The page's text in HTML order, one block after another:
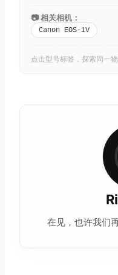
📷 相关相机：
Canon EOS-1V
点击型号标签，探索同一
在见，也许我们